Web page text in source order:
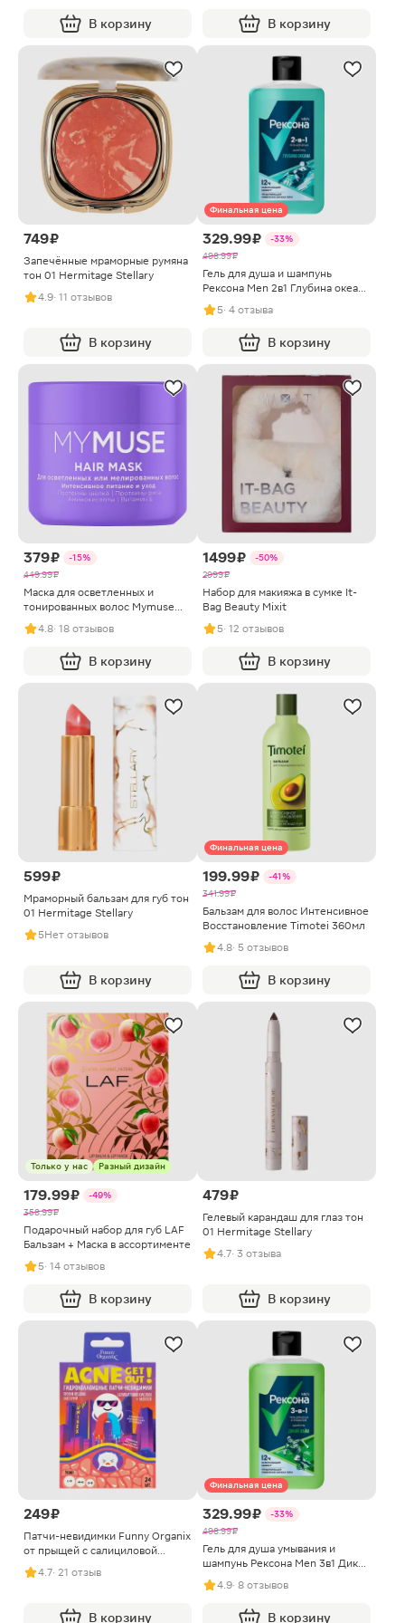
В корзину В корзину
749 ₽
Запечённые мраморные румяна
тон 01 Hermitage Stellary
4.9· 11 отзывов
В корзину
Финальная цена
329.99 ₽
-33%
498.99 ₽
Гель для душа и шампунь
Рексона Men 2в1 Глубина океана
490мл
5· 4 отзыва
В корзину
379 ₽
-15%
449.99 ₽
Маска для осветленных и
тонированных волос Mymuse
питание и уход 300мл
4.8· 18 отзывов
В корзину
1499 ₽
-50%
2999 ₽
Набор для макияжа в сумке It-
Bag Beauty Mixit
5· 12 отзывов
В корзину
599 ₽
Мраморный бальзам для губ тон
01 Hermitage Stellary
5Нет отзывов
В корзину
Финальная цена
199.99 ₽
-41%
341.99 ₽
Бальзам для волос Интенсивное
Восстановление Timotei 360мл
4.8· 5 отзывов
В корзину
Только у нас Разный дизайн
179.99 ₽
-49%
358.99 ₽
Подарочный набор для губ LAF
Бальзам + Маска в ассортименте
5· 14 отзывов
В корзину
479 ₽
Гелевый карандаш для глаз тон
01 Hermitage Stellary
4.7· 3 отзыва
В корзину
249 ₽
Патчи-невидимки Funny Organix
от прыщей с салициловой
кислотой и ментолом
4.7· 21 отзыв
В корзину
Финальная цена
329.99 ₽
-33%
498.99 ₽
Гель для душа умывания и
шампунь Рексона Men 3в1 Дикий
Лайм 490мл
4.9· 8 отзывов
В корзину